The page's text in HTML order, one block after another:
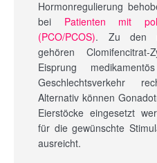
Hormonregulierung
bei Patienten mit
(PCO/PCOS). Zu den
gehören
Eisprung
Geschlechtsverkehr
Alternativ können
Eierstöcke eingesetzt
für die gewünschte
ausreicht.